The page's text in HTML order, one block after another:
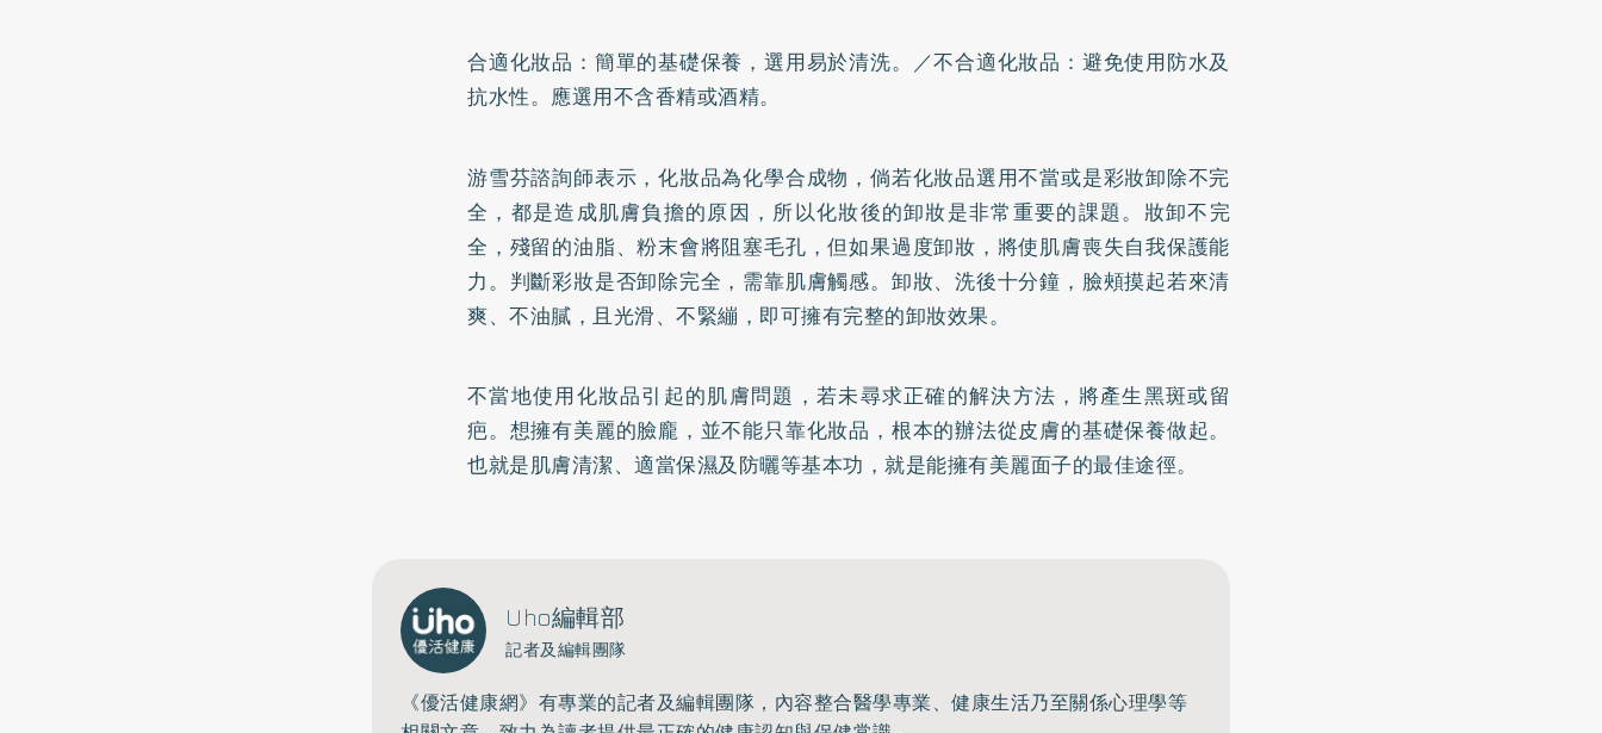
合適化妝品：簡單的基礎保養，選用易於清洗。／不合適化妝品：避免使用防水及
抗水性。應選用不含香精或酒精。
游雪芬諮詢師表示，化妝品為化學合成物，倘若化妝品選用不當或是彩妝卸除不完
全，都是造成肌膚負擔的原因，所以化妝後的卸妝是非常重要的課題。妝卸不完
全，殘留的油脂、粉末會將阻塞毛孔，但如果過度卸妝，將使肌膚喪失自我保護能
力。判斷彩妝是否卸除完全，需靠肌膚觸感。卸妝、洗後十分鐘，臉頰摸起若來清
爽、不油膩，且光滑、不緊繃，即可擁有完整的卸妝效果。
不當地使用化妝品引起的肌膚問題，若未尋求正確的解決方法，將產生黑斑或留
疤。想擁有美麗的臉龐，並不能只靠化妝品，根本的辦法從皮膚的基礎保養做起。
也就是肌膚清潔、適當保濕及防曬等基本功，就是能擁有美麗面子的最佳途徑。
Uho編輯部
記者及編輯團隊
《優活健康網》有專業的記者及編輯團隊，內容整合醫學專業、健康生活乃至關係心理學等